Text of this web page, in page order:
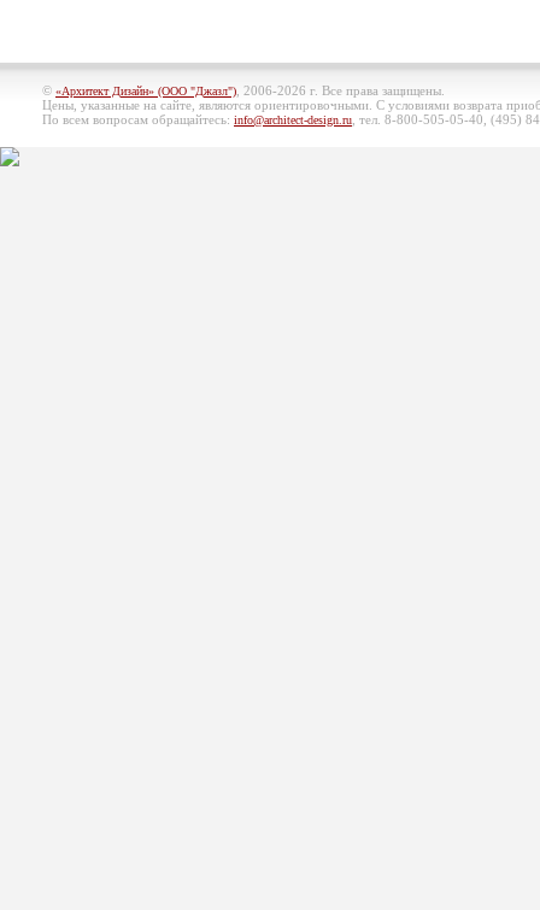
© «Архитект Дизайн» (ООО "Джазл") , 2006-2026 г. Все права защищены.
Цены, указанные на сайте, являются ориентировочными. С условиями возврата
По всем вопросам обращайтесь: info@architect-design.ru , тел. 8-800-505-05-40, (495)